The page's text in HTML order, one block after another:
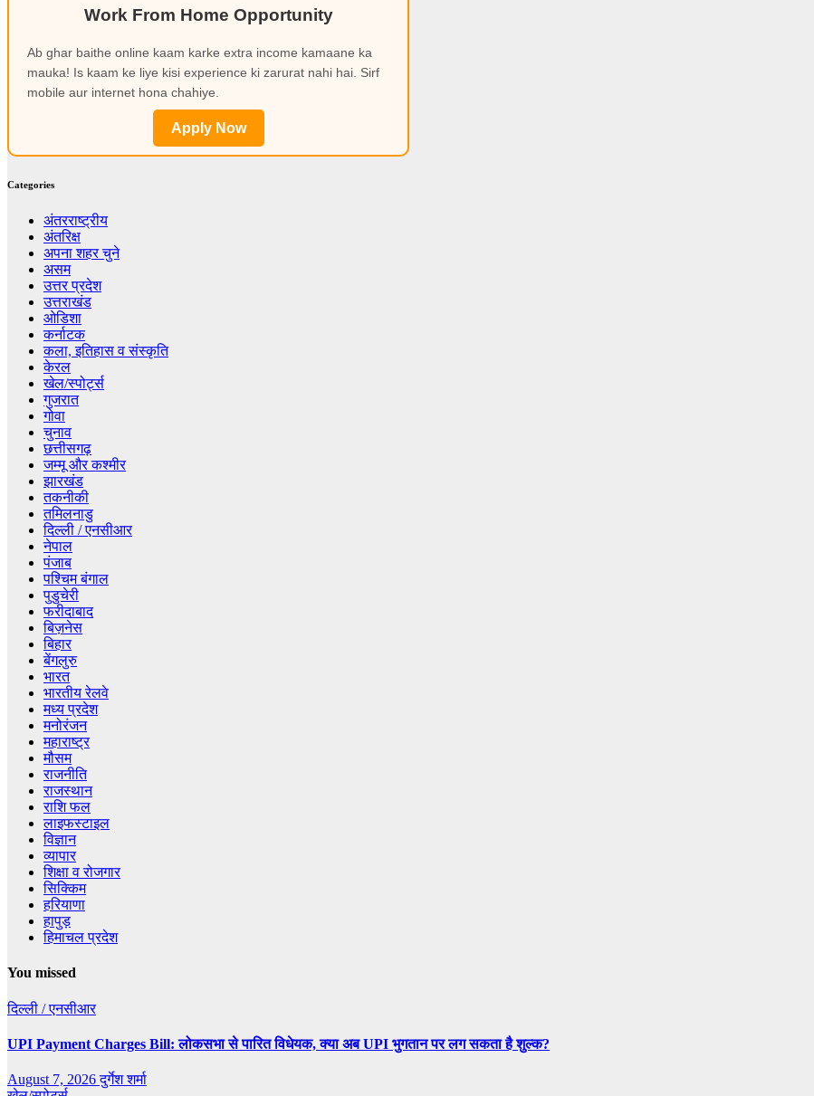
Work From Home Opportunity
Ab ghar baithe online kaam karke extra income kamaane ka
mauka! Is kaam ke liye kisi experience ki zarurat nahi hai. Sirf
mobile aur internet hona chahiye.
Apply Now
Categories
अंतरराष्ट्रीय
अंतरिक्ष
अपना शहर चुने
असम
उत्तर प्रदेश
उत्तराखंड
ओडिशा
कर्नाटक
कला, इतिहास व संस्कृति
केरल
खेल/स्पोर्ट्स
गुजरात
गोवा
चुनाव
छत्तीसगढ़
जम्मू और कश्मीर
झारखंड
तकनीकी
तमिलनाडु
दिल्ली / एनसीआर
नेपाल
पंजाब
पश्चिम बंगाल
पुडुचेरी
फरीदाबाद
बिज़नेस
बिहार
बेंगलुरु
भारत
भारतीय रेलवे
मध्य प्रदेश
मनोरंजन
महाराष्ट्र
मौसम
राजनीति
राजस्थान
राशि फल
लाइफस्टाइल
विज्ञान
व्यापार
शिक्षा व रोजगार
सिक्किम
हरियाणा
हापुड़
हिमाचल प्रदेश
You missed
दिल्ली / एनसीआर
UPI Payment Charges Bill: लोकसभा से पारित विधेयक, क्या अब UPI भुगतान पर लग सकता है शुल्क?
August 7, 2026दुर्गेश शर्मा